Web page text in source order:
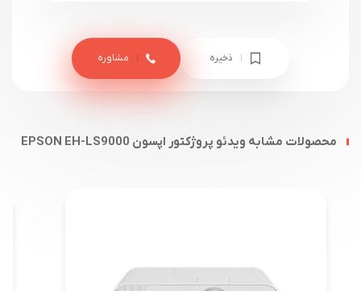
ذخیره مشاوره
محصولات مشابه ویدئو پروژکتور اپسون EPSON EH-LS9000